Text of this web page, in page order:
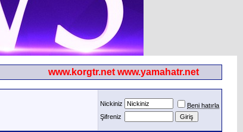
www.korgtr.net www.yamahatr.net
Nickiniz
Beni hatırla
Şifreniz